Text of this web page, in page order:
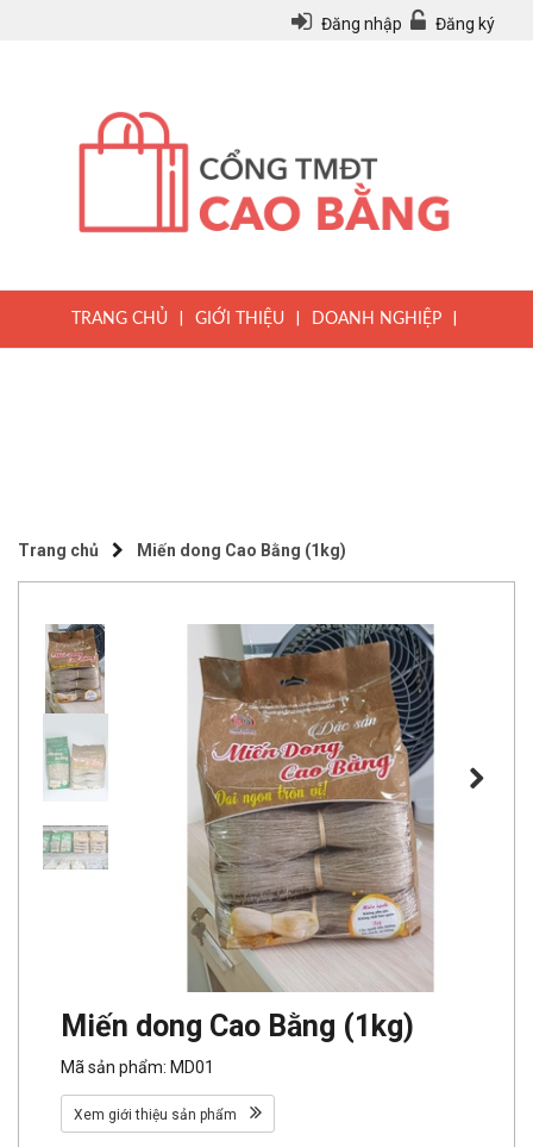
Đăng nhập Đăng ký
TRANG CHỦ GIỚI THIỆU DOANH NGHIỆP
Trang chủ Miến dong Cao Bằng (1kg)
Miến dong Cao Bằng (1kg)
Mã sản phẩm: MD01
Xem giới thiệu sản phẩm